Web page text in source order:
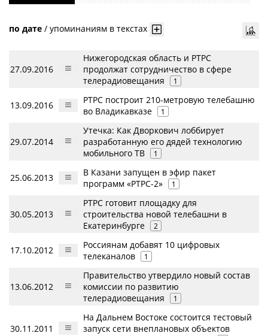
по дате / упоминаниям в текстах
27.09.2016
Нижегородская область и РТРС
продолжат сотрудничество в сфере
телерадиовещания
1
13.09.2016
РТРС построит 210-метровую телебашню
во Владикавказе
1
29.07.2014
Утечка: Как Дворкович лоббирует
разработанную его дядей технологию
мобильного ТВ
1
25.06.2013
В Казани запущен в эфир пакет
программ «РТРС-2»
1
30.05.2013
РТРС готовит площадку для
строительства новой телебашни в
Екатеринбурге
2
17.10.2012
Россиянам добавят 10 цифровых
телеканалов
1
13.06.2012
Правительство утвердило новый состав
комиссии по развитию
телерадиовещания
1
30.11.2011
На Дальнем Востоке состоится тестовый
запуск сети внеплановых объектов